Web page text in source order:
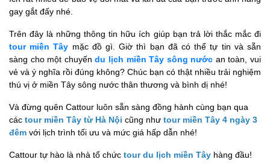
gay gắt đấy nhé.
Trên đây là những thông tin hữu ích giúp bạn trả lời thắc mắc đi
tour miền Tây mặc đồ gì. Giờ thì bạn đã có thể tự tin và sẵn
sàng cho một chuyếndu lịch miền Tây sông nước an toàn, vui
vẻ và ý nghĩa rồi đúng không? Chúc bạn có thật nhiều trải nghiệm
thú vị ở miền Tây sông nước thân thương và bình dị nhé!
Và đừng quên Cattour luôn sẵn sàng đồng hành cùng bạn qua
các tour miền Tây từ Hà Nội cũng như tour miền Tây 4 ngày 3
đêm với lịch trình tối ưu và mức giá hấp dẫn nhé!
Cattour tự hào là nhà tổ chức tour du lịch miền Tây hàng đầu!